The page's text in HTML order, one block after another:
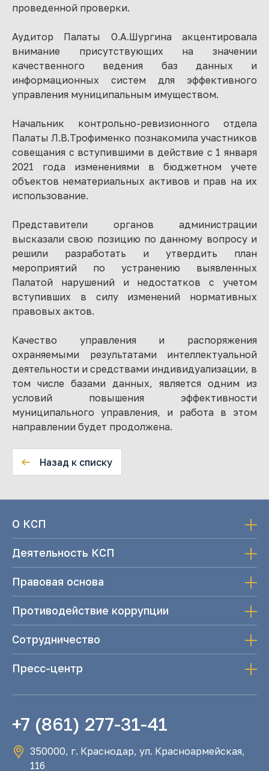
проведенной проверки.
Аудитор Палаты О.А.Шургина акцентировала
внимание присутствующих на значении
качественного ведения баз данных и
информационных систем для эффективного
управления муниципальным имуществом.
Начальник контрольно-ревизионного отдела
Палаты Л.В.Трофименко познакомила участников
совещания с вступившими в действие с 1 января
2021 года изменениями в бюджетном учете
объектов нематериальных активов и прав на их
использование.
Представители органов администрации
высказали свою позицию по данному вопросу и
решили разработать и утвердить план
мероприятий по устранению выявленных
Палатой нарушений и недостатков с учетом
вступивших в силу изменений нормативных
правовых актов.
Качество управления и распоряжения
охраняемыми результатами интеллектуальной
деятельности и средствами индивидуализации, в
том числе базами данных, является одним из
условий повышения эффективности
муниципального управления, и работа в этом
направлении будет продолжена.
Назад к списку
О КСП
Деятельность КСП
Правовая основа
Противодействие коррупции
Сотрудничество
Пресс-центр
+7 (861) 277-31-41
350000, г. Краснодар, ул. Красноармейская,
116